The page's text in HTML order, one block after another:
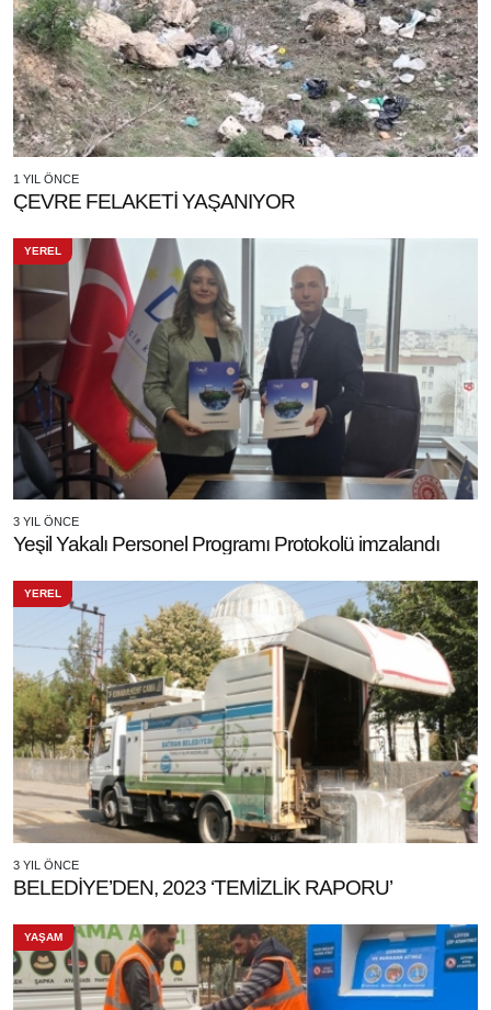
1 YIL ÖNCE
ÇEVRE FELAKETİ YAŞANIYOR
YEREL
3 YIL ÖNCE
Yeşil Yakalı Personel Programı Protokolü imzalandı
YEREL
3 YIL ÖNCE
BELEDİYE’DEN, 2023 ‘TEMİZLİK RAPORU’
YAŞAM